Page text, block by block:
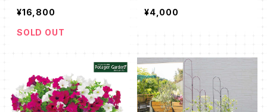
¥16,800
SOLD OUT
¥4,000